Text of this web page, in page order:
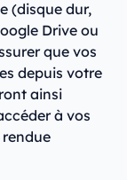
(disque dur,
Drive ou
que vos
depuis votre
ainsi
à vos